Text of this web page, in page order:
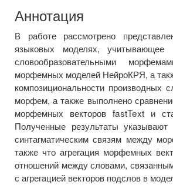
Аннотация
В работе рассмотрено
языковых моделях, учитывающее
словообразовательными
морфемных моделей НейроКРЯ, а
композициональности производных
морфем, а также выполнено
морфемных векторов fastText и
Полученные результаты
синтагматическим связям между
также что агрегация морфемных
отношений между словами,
с агрегацией векторов подслов в